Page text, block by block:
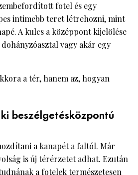
fotel és egy
intimebb teret létrehozni, mint
A kulcs a középpont kijelölése
vagy akár egy
a tér, hanem az, hogyan
beszélgetésközpontú
a kanapét a faltól. Már
is új térérzetet adhat. Ezután
a fotelek természetesen